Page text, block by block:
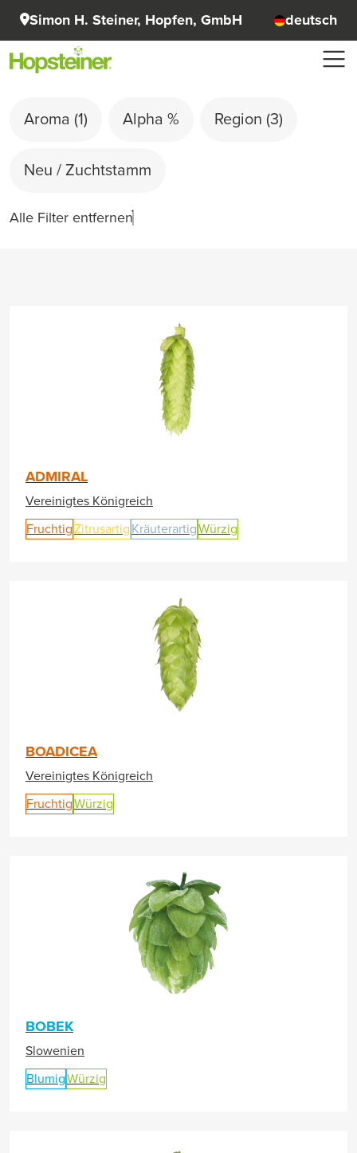
Simon H. Steiner, Hopfen, GmbH deutsch
Aroma (1) Alpha % Region (3)
Neu / Zuchtstamm
Alle Filter entfernen
ADMIRAL
Vereinigtes Königreich
FruchtigZitrusartig KräuterartigWürzig
BOADICEA
Vereinigtes Königreich
FruchtigWürzig
BOBEK
Slowenien
BlumigWürzig